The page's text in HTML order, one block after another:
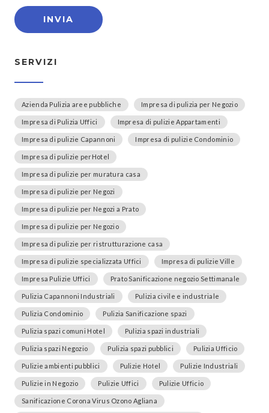
SERVIZI
Azienda Pulizia aree pubbliche Impresa di pulizia per Negozio
Impresa di Pulizia Uffici Impresa di pulizie Appartamenti
Impresa di pulizie Capannoni Impresa di pulizie Condominio
Impresa di pulizie perHotel
Impresa di pulizie per muratura casa
Impresa di pulizie per Negozi
Impresa di pulizie per Negozi a Prato
Impresa di pulizie per Negozio
Impresa di pulizie per ristrutturazione casa
Impresa di pulizie specializzata Uffici Impresa di pulizie Ville
Impresa Pulizie Uffici Prato Sanificazione negozio Settimanale
Pulizia Capannoni Industriali Pulizia civile e industriale
Pulizia Condominio Pulizia Sanificazione spazi
Pulizia spazi comuni Hotel Pulizia spazi industriali
Pulizia spazi Negozio Pulizia spazi pubblici Pulizia Ufficio
Pulizie ambienti pubblici Pulizie Hotel Pulizie Industriali
Pulizie in Negozio Pulizie Uffici Pulizie Ufficio
Sanificazione Corona Virus Ozono Agliana